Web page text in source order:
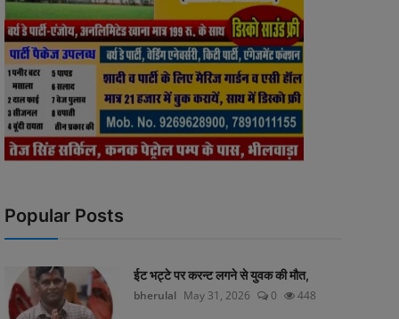
Popular Posts
ईट भट्टे पर करन्ट लगने से युवक की मौत,
bherulal May 31, 2026 0 448